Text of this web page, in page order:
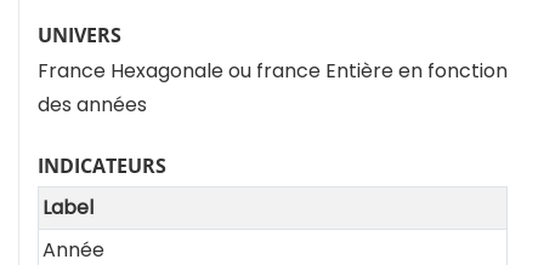
UNIVERS
France Hexagonale ou france Entière en fonction
des années
INDICATEURS
Label
Année